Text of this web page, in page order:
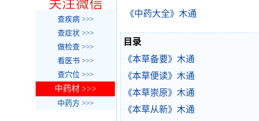
《中药大全》木通
目录
《本草备要》木通
《本草便读》木通
《本草崇原》木通
《本草从新》木通
查疾病 >>>
查症状 >>>
做检查 >>>
看医书 >>>
查穴位 >>>
中药材 >>>
中药方 >>>